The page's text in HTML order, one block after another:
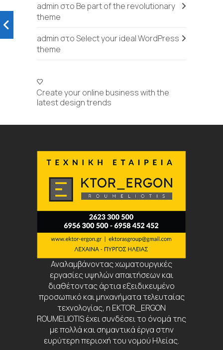
admin στο Be part of the revolutionary
theme
admin στοSelect your ideal WordPress
theme
Create your online business with the
latest design trends
Αναλαμβάνοντας χωματουργικές
εργασίες υψηλών απαιτήσεων και
διαθέτοντας άρτια εξειδικευμένο
προσωπικό και μηχανήματα τελευταίας
τεχνολογίας, η EKTOR_ERGON
ROUMELIOTIS έχει συνδέσει το όνομά της
με πολλά και σημαντικά έργα στην
ευρύτερη περιοχή του νομού Ηλείας.